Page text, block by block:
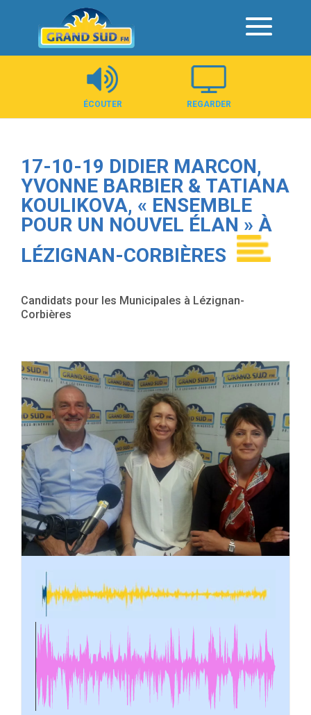
Panneau de gestion des cookies
ÉCOUTER REGARDER
17-10-19 DIDIER MARCON,
YVONNE BARBIER & TATIANA
KOULIKOVA, « ENSEMBLE
POUR UN NOUVEL ÉLAN » À
LÉZIGNAN-CORBIÈRES
Candidats pour les Municipales à Lézignan-
Corbières